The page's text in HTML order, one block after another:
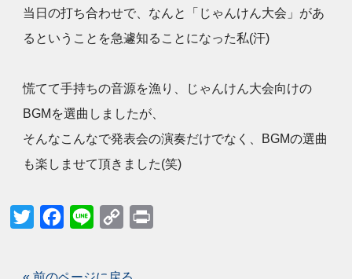
当日の打ち合わせで、なんと「じゃんけん大会」があ
るということを急遽知ることになった私(汗)
慌てて手持ちの音源を漁り、じゃんけん大会向けの
BGMを選曲しましたが、
そんなこんなで発表会の演奏だけでなく、BGMの選曲
も楽しませて頂きました(笑)
Twitter Facebook
Line
Copy